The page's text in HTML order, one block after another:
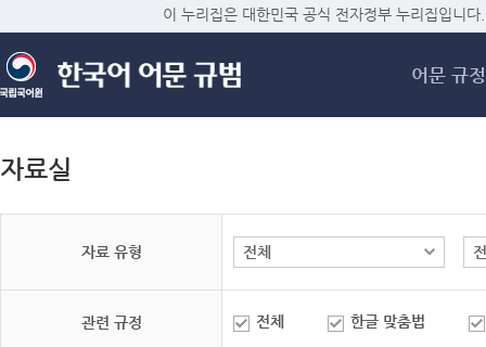
메
이 누리집은 대한민국 공식 전자정부 누리집입니다.
어문 규정
자료실
자료 유형
관련 규정 전체 한글 맞춤법